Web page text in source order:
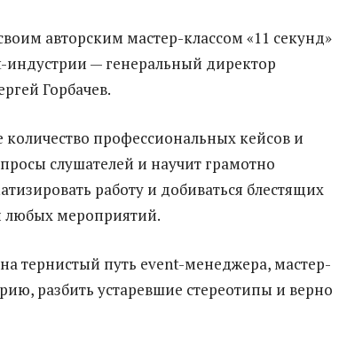
авторским мастер-классом «11 секунд»
индустрии — генеральный директор
Горбачев.
профессиональных кейсов и
слушателей и научит грамотно
работу и добиваться блестящих
любых мероприятий.
тернистый путь event-менеджера, мастер-
разбить устаревшие стереотипы и верно